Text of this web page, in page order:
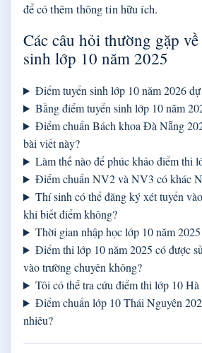
để có thêm thông tin hữu ích.
Các câu hỏi thường gặp
sinh lớp 10 năm 2025
Điểm tuyển sinh lớp 10 năm 2026
Bằng điểm tuyển sinh lớp 10 năm
Điểm chuẩn Bách khoa Đà Nẵng
bài viết này?
Làm thế nào để phúc khảo điểm thi
Điểm chuẩn NV2 và NV3 có khác
Thí sinh có thể đăng ký xét tuyển
khi biết điểm không?
Thời gian nhập học lớp 10 năm
Điểm thi lớp 10 năm 2025 có được
vào trường chuyên không?
Tôi có thể tra cứu điểm thi lớp 10
Điểm chuẩn lớp 10 Thái Nguyên
nhiêu?